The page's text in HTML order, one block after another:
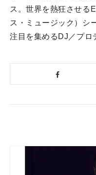
ス。世界を熱狂させる
ス・ミュージック）シ
注目を集めるDJ／プロ